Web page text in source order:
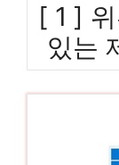
[ 1 ]
있는